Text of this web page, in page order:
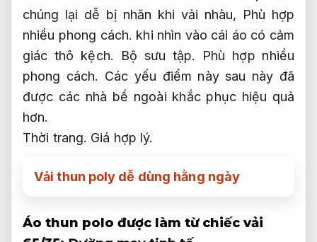
chúng lại dễ bị nhăn khi vải nhàu, Phù hợp
nhiều phong cách. khi nhìn vào cái áo có cảm
giác thô kệch.
Bộ sưu tập.
Phù hợp nhiều
phong cách. Các yếu điểm này sau này đã
được các nhà bề ngoài khắc phục hiệu quả
hơn.
Thời trang. Giá hợp lý.
Vải thun poly dễ dùng hằng ngày
Áo thun polo được làm từ chiếc vải